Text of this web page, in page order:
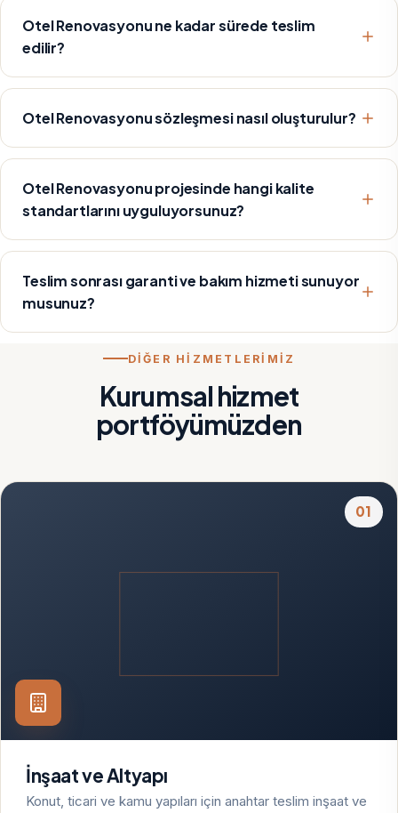
Otel Renovasyonu ne kadar sürede teslim
edilir?
Otel Renovasyonu sözleşmesi nasıl oluşturulur?
Otel Renovasyonu projesinde hangi kalite
standartlarını uyguluyorsunuz?
Teslim sonrası garanti ve bakım hizmeti sunuyor
musunuz?
DİĞER HİZMETLERİMİZ
Kurumsal hizmet
portföyümüzden
01
İnşaat ve Altyapı
Konut, ticari ve kamu yapıları için anahtar teslim inşaat ve